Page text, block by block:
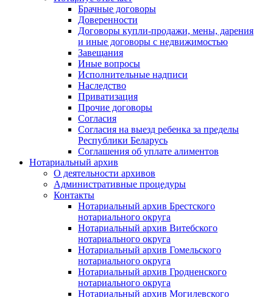
Брачные договоры
Доверенности
Договоры купли-продажи, мены, дарения
и иные договоры с недвижимостью
Завещания
Иные вопросы
Исполнительные надписи
Наследство
Приватизация
Прочие договоры
Согласия
Согласия на выезд ребенка за пределы
Республики Беларусь
Соглашения об уплате алиментов
Нотариальный архив
О деятельности архивов
Административные процедуры
Контакты
Нотариальный архив Брестского
нотариального округа
Нотариальный архив Витебского
нотариального округа
Нотариальный архив Гомельского
нотариального округа
Нотариальный архив Гродненского
нотариального округа
Нотариальный архив Могилевского